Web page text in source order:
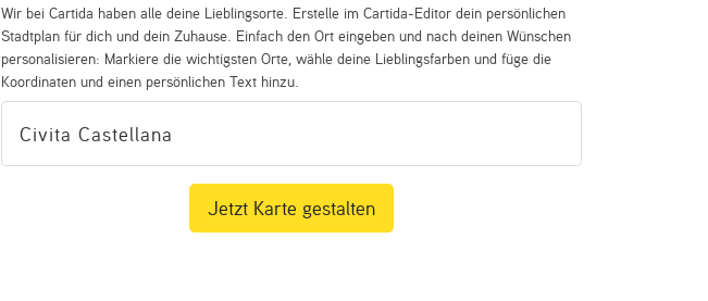
Wir bei Cartida haben alle deine Lieblingsorte. Erstelle im Cartida-Editor dein persönlichen
Stadtplan für dich und dein Zuhause. Einfach den Ort eingeben und nach deinen Wünschen
personalisieren: Markiere die wichtigsten Orte, wähle deine Lieblingsfarben und füge die
Koordinaten und einen persönlichen Text hinzu.
Jetzt Karte gestalten